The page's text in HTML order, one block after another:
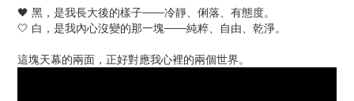
🖤 黑，是我長大後的樣子——冷靜、俐落、有態度。
🤍 白，是我內心沒變的那一塊——純粹、自由、乾淨。
這塊天幕的兩面，正好對應我心裡的兩個世界。